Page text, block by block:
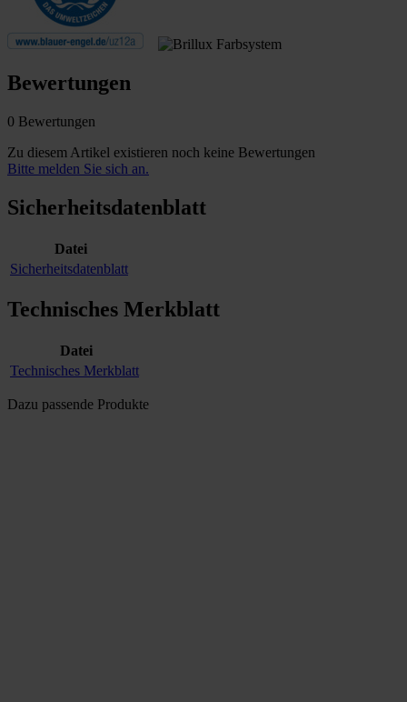
Bewertungen
0 Bewertungen
Zu diesem Artikel existieren noch keine Bewertungen
Bitte melden Sie sich an.
Sicherheitsdatenblatt
Datei
Sicherheitsdatenblatt
Technisches Merkblatt
Datei
Technisches Merkblatt
Dazu passende Produkte